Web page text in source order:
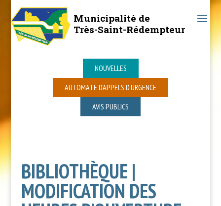
Municipalité de
Très-Saint-Rédempteur
NOUVELLES
AUTOMATE D’APPELS D’URGENCE
AVIS PUBLICS
BIBLIOTHÈQUE |
MODIFICATION DES